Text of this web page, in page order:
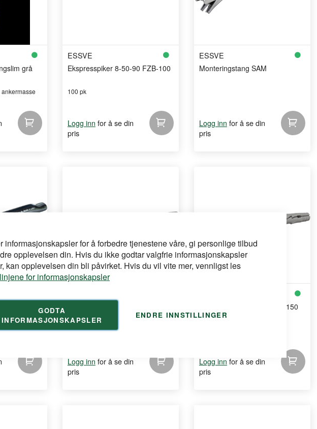
informasjonskapsler for å forbedre tjenestene våre, gi personlige tilbud
opplevelsen din. Hvis du ikke godtar valgfrie informasjonskapsler
kan opplevelsen din bli påvirket. Hvis du vil vite mer, vennligst les
for informasjonskapsler
GODTA
INFORMASJONSKAPSLER
ENDRE INNSTILLINGER
grå
ESSVE
Ekspresspiker 8-50-90 FZB-100
100 pk
Logg inn for å se din
pris
ESSVE
Monteringstang SAM
Logg inn for å se din
pris
FZB-50
Logg inn for å se din
pris
Spikerplugg 6X55 FH FZB-150
Logg inn for å se din
pris